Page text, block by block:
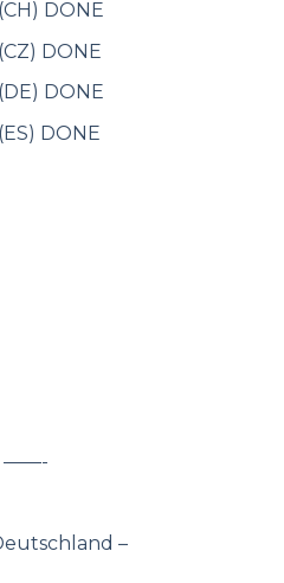
DONE
DONE
DONE
DONE
——-
–